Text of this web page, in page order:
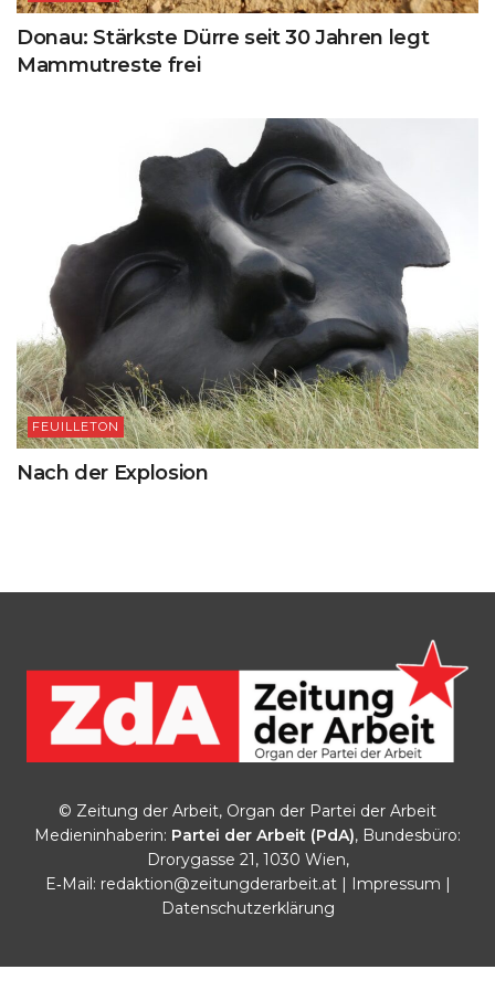
Donau: Stärkste Dürre seit 30 Jahren legt
Mammutreste frei
FEUILLETON
Nach der Explosion
© Zeitung der Arbeit, Organ der Partei der Arbeit
Medieninhaberin: Partei der Arbeit (PdA), Bundesbüro:
Drorygasse 21, 1030 Wien,
E‑Mail: redaktion@zeitungderarbeit.at| Impressum |
Datenschutzerklärung